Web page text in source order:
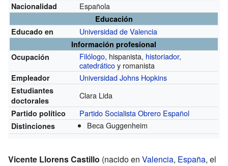
Nacionalidad Española
Educación
Educado en
Universidad de Valencia
Información profesional
Ocupación
Filólogo, hispanista, historiador,
catedráticoy romanista
Empleador Universidad Johns Hopkins
Estudiantes
doctorales
Clara Lida
Partido político Partido Socialista Obrero Español
Distinciones Beca Guggenheim
Vicente Llorens Castillo (nacido en Valencia, España, el